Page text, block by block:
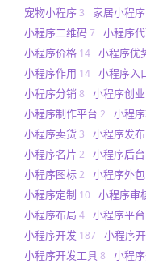
宠物小程序 3 家居小程序
小程序二维码7 小程序
小程序价格 14 小程序优
小程序作用 14 小程序入
小程序分销 8 小程序创业
小程序制作平台 2 小程
小程序卖货 3 小程序发布
小程序名片 2 小程序后台
小程序图标2 小程序外包
小程序定制 10 小程序审
小程序布局 4 小程序平台
小程序开发 187 小程序
小程序开发工具8 小程